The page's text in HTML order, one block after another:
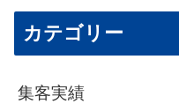
カテゴリー
集客実績